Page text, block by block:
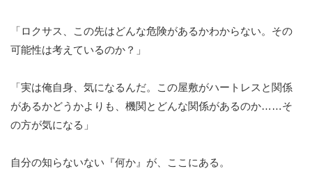
「ロクサス、この先はどんな危険があるかわからない。その
可能性は考えているのか？」
「実は俺自身、気になるんだ。この屋敷がハートレスと関係
があるかどうかよりも、機関とどんな関係があるのか……そ
の方が気になる」
自分の知らないない『何か』が、ここにある。